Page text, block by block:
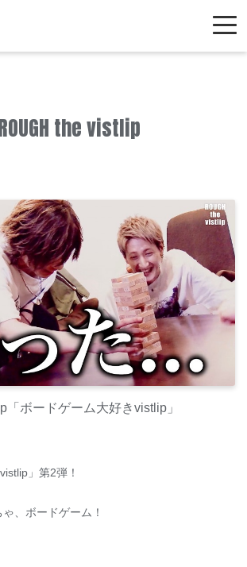
the vistlip
「ボードゲーム大好きvistlip」
」第2弾！
、ボードゲーム！